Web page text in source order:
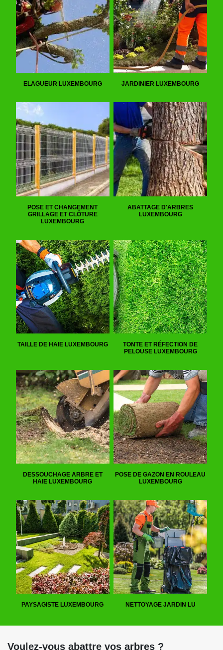
ELAGUEUR LUXEMBOURG JARDINIER LUXEMBOURG
POSE ET CHANGEMENT
GRILLAGE ET CLÔTURE
LUXEMBOURG
ABATTAGE D'ARBRES
LUXEMBOURG
TAILLE DE HAIE LUXEMBOURG
TONTE ET RÉFECTION DE
PELOUSE LUXEMBOURG
DESSOUCHAGE ARBRE ET
HAIE LUXEMBOURG
POSE DE GAZON EN ROULEAU
LUXEMBOURG
PAYSAGISTE LUXEMBOURG NETTOYAGE JARDIN LU
Voulez-vous abattre vos arbres ?